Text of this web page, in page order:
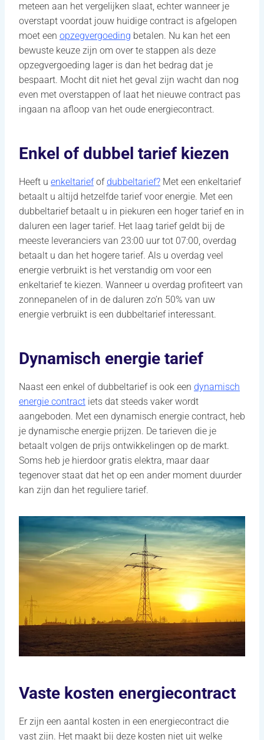
meteen aan het vergelijken slaat, echter wanneer je
overstapt voordat jouw huidige contract is afgelopen
moet een opzegvergoeding betalen. Nu kan het een
bewuste keuze zijn om over te stappen als deze
opzegvergoeding lager is dan het bedrag dat je
bespaart. Mocht dit niet het geval zijn wacht dan nog
even met overstappen of laat het nieuwe contract pas
ingaan na afloop van het oude energiecontract.
Enkel of dubbel tarief kiezen
Heeft u enkeltariefofdubbeltarief? Met een enkeltarief
betaalt u altijd hetzelfde tarief voor energie. Met een
dubbeltarief betaalt u in piekuren een hoger tarief en in
daluren een lager tarief. Het laag tarief geldt bij de
meeste leveranciers van 23:00 uur tot 07:00, overdag
betaalt u dan het hogere tarief. Als u overdag veel
energie verbruikt is het verstandig om voor een
enkeltarief te kiezen. Wanneer u overdag profiteert van
zonnepanelen of in de daluren zo’n 50% van uw
energie verbruikt is een dubbeltarief interessant.
Dynamisch energie tarief
Naast een enkel of dubbeltarief is ook een dynamisch
energie contract iets dat steeds vaker wordt
aangeboden. Met een dynamisch energie contract, heb
je dynamische energie prijzen. De tarieven die je
betaalt volgen de prijs ontwikkelingen op de markt.
Soms heb je hierdoor gratis elektra, maar daar
tegenover staat dat het op een ander moment duurder
kan zijn dan het reguliere tarief.
Vaste kosten energiecontract
Er zijn een aantal kosten in een energiecontract die
vast zijn. Het maakt bij deze kosten niet uit welke